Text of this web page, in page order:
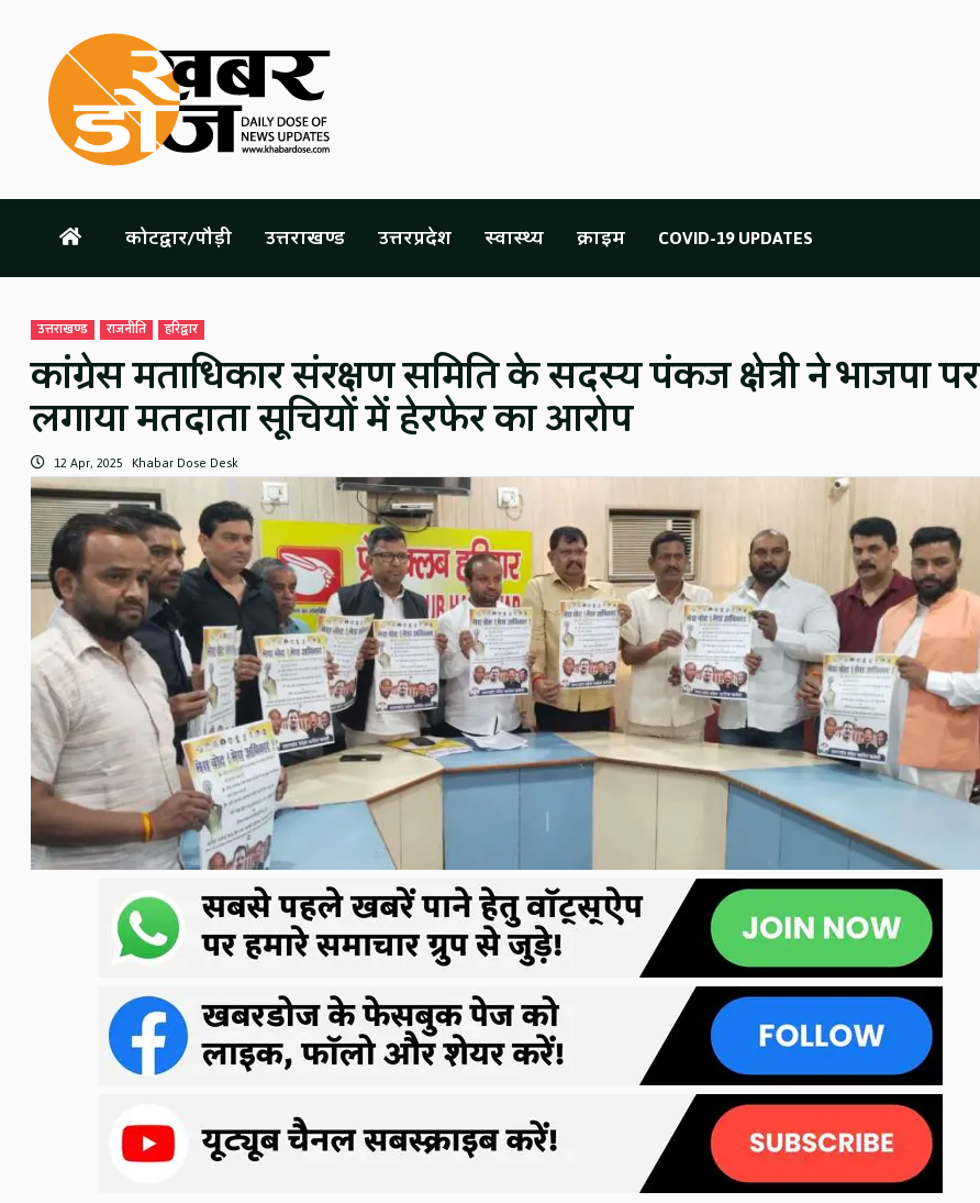
content
कोटद्वार/पौड़ी उत्तराखण्ड उत्तरप्रदेश स्वास्थ्य क्राइम COVID-19 UPDATES
उत्तराखण्ड राजनीति हरिद्वार
कांग्रेस मताधिकार संरक्षण समिति के सदस्य पंकज क्षेत्री ने भाजपा पर
लगाया मतदाता सूचियों में हेरफेर का आरोप
12 Apr, 2025 Khabar Dose Desk